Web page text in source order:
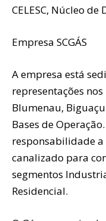
CELESC, Núcleo de
Empresa SCGÁS
A empresa está
representações
Blumenau,
Bases de
responsabilidade
canalizado para
segmentos
Residencial.